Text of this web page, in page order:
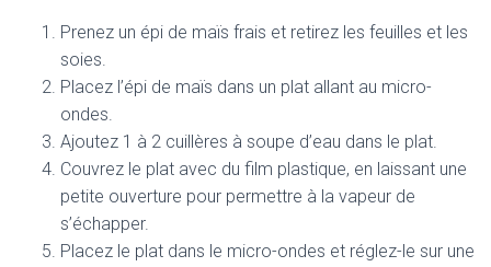
Prenez un épi de maïs frais et retirez les feuilles et les
soies.
Placez l’épi de maïs dans un plat allant au micro-
ondes.
Ajoutez 1 à 2 cuillères à soupe d’eau dans le plat.
Couvrez le plat avec du film plastique, en laissant une
petite ouverture pour permettre à la vapeur de
s’échapper.
Placez le plat dans le micro-ondes et réglez-le sur une